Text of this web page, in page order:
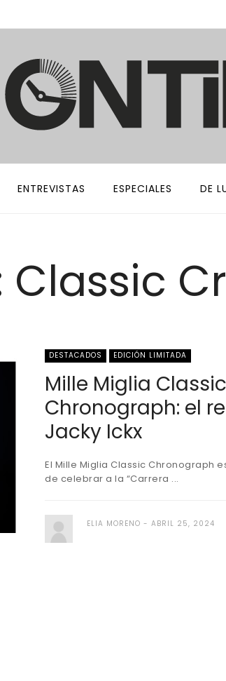
ENTREVISTAS ESPECIALES DE
Classic
DESTACADOS EDICIÓN LIMITADA
Mille Miglia Classic
Chronograph: el
Jacky Ickx
El Mille Miglia Classic Chronograph
de celebrar a la “Carrera ...
ELIA MORENO ABRIL 25, 2024